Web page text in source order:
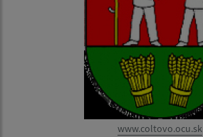
www.coltovo.ocu.sk